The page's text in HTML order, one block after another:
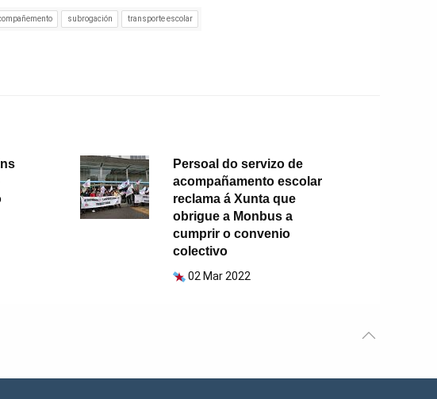
subrogación transporte escolar
Persoal do servizo de
acompañamento escolar
reclama á Xunta que
obrigue a Monbus a
cumprir o convenio
colectivo
02 Mar 2022